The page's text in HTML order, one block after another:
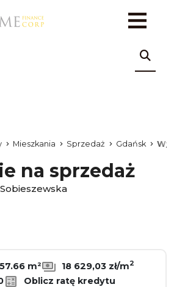
Mieszkania Sprzedaż Gdańsk
na sprzedaż
57.66 m² 18 629,03 zł/m2
Oblicz ratę kredytu